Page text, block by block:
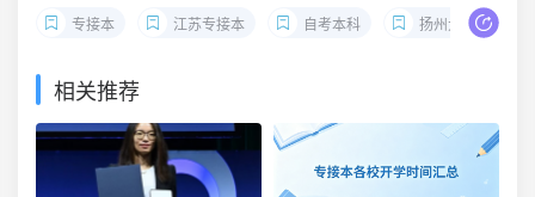
专接本 江苏专接本 自考本科 扬州大学专接本
相关推荐